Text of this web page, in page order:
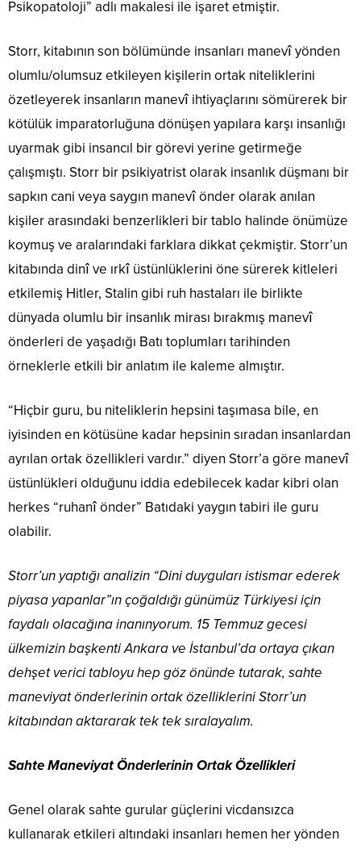
Psikopatoloji” adlı makalesi ile işaret etmiştir.
Storr, kitabının son bölümünde insanları manevî yönden
olumlu/olumsuz etkileyen kişilerin ortak niteliklerini
özetleyerek insanların manevî ihtiyaçlarını sömürerek bir
kötülük imparatorluğuna dönüşen yapılara karşı insanlığı
uyarmak gibi insancıl bir görevi yerine getirmeğe
çalışmıştı. Storr bir psikiyatrist olarak insanlık düşmanı bir
sapkın cani veya saygın manevî önder olarak anılan
kişiler arasındaki benzerlikleri bir tablo halinde önümüze
koymuş ve aralarındaki farklara dikkat çekmiştir. Storr’un
kitabında dinî ve ırkî üstünlüklerini öne sürerek kitleleri
etkilemiş Hitler, Stalin gibi ruh hastaları ile birlikte
dünyada olumlu bir insanlık mirası bırakmış manevî
önderleri de yaşadığı Batı toplumları tarihinden
örneklerle etkili bir anlatım ile kaleme almıştır.
“Hiçbir guru, bu niteliklerin hepsini taşımasa bile, en
iyisinden en kötüsüne kadar hepsinin sıradan insanlardan
ayrılan ortak özellikleri vardır.” diyen Storr’a göre manevî
üstünlükleri olduğunu iddia edebilecek kadar kibri olan
herkes “ruhanî önder” Batıdaki yaygın tabiri ile guru
olabilir.
Storr’un yaptığı analizin “Dini duyguları istismar ederek
piyasa yapanlar”ın çoğaldığı günümüz Türkiyesi için
faydalı olacağına inanınyorum. 15 Temmuz gecesi
ülkemizin başkenti Ankara ve İstanbul’da ortaya çıkan
dehşet verici tabloyu hep göz önünde tutarak, sahte
maneviyat önderlerinin ortak özelliklerini Storr’un
kitabından aktararak tek tek sıralayalım.
Sahte Maneviyat Önderlerinin Ortak Özellikleri
Genel olarak sahte gurular güçlerini vicdansızca
kullanarak etkileri altındaki insanları hemen her yönden